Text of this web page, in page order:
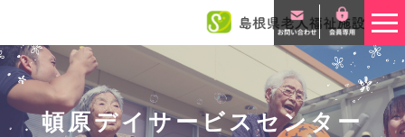
このページの本文へ
頓原デイサービスセンター